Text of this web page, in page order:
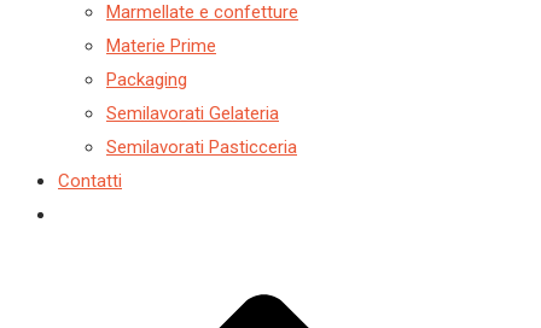
Marmellate e confetture
Materie Prime
Packaging
Semilavorati Gelateria
Semilavorati Pasticceria
Contatti